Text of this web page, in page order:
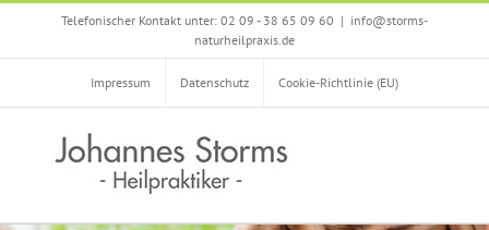
Zum
Telefonischer Kontakt unter: 02 09 - 38 65 09 60 | info@storms-
naturheilpraxis.de
Impressum Datenschutz Cookie-Richtlinie (EU)